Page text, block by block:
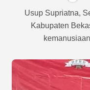
Usup Supriatna, Sekretaris DPC PDI Perjuangan
Kabupaten